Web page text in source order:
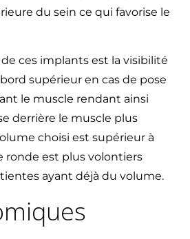
du sein ce qui favorise le
ces implants est la visibilité
supérieur en cas de pose
le muscle rendant ainsi
derrière le muscle plus
choisi est supérieur à
ronde est plus volontiers
ayant déjà du volume.